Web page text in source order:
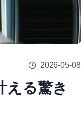
2026-05-08
える驚き